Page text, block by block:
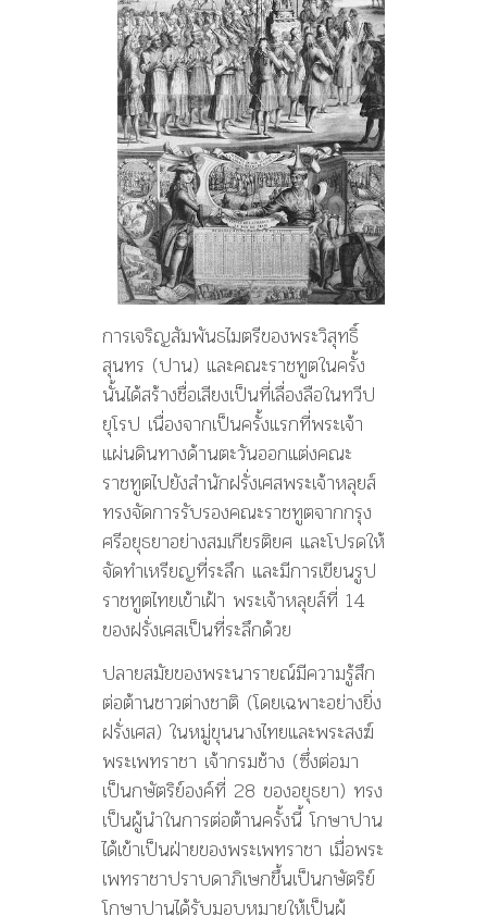
การเจริญสัมพันธไมตรีของพระวิสุทธิ์
สุนทร (ปาน) และคณะราชทูตในครั้ง
นั้นได้สร้างชื่อเสียงเป็นที่เลื่องลือในทวีป
ยุโรป เนื่องจากเป็นครั้งแรกที่พระเจ้า
แผ่นดินทางด้านตะวันออกแต่งคณะ
ราชทูตไปยังสำนักฝรั่งเศสพระเจ้าหลุยส์
ทรงจัดการรับรองคณะราชทูตจากกรุง
ศรีอยุธยาอย่างสมเกียรติยศ และโปรดให้
จัดทำเหรียญที่ระลึก และมีการเขียนรูป
ราชทูตไทยเข้าเฝ้า พระเจ้าหลุยส์ที่ 14
ของฝรั่งเศสเป็นที่ระลึกด้วย
ปลายสมัยของพระนารายณ์มีความรู้สึก
ต่อต้านชาวต่างชาติ (โดยเฉพาะอย่างยิ่ง
ฝรั่งเศส) ในหมู่ขุนนางไทยและพระสงฆ์
พระเพทราชา เจ้ากรมช้าง (ซึ่งต่อมา
เป็นกษัตริย์องค์ที่ 28 ของอยุธยา) ทรง
เป็นผู้นำในการต่อต้านครั้งนี้ โกษาปาน
ได้เข้าเป็นฝ่ายของพระเพทราชา เมื่อพระ
เพทราชาปราบดาภิเษกขึ้นเป็นกษัตริย์
โกษาปานได้รับมอบหมายให้เป็นผู้